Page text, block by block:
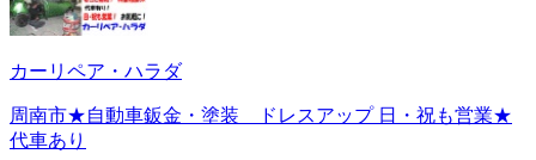
カーリペア・ハラダ
周南市★自動車鈑金・塗装 ドレスアップ 日・祝も営業★
代車あり